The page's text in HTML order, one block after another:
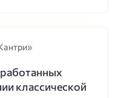
классической